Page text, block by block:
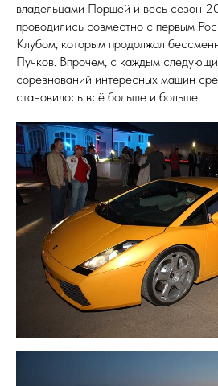
владельцами Поршей и весь сезон
проводились совместно с первым
Клубом, которым продолжал
Пучков. Впрочем, с каждым
соревнований интересных машин
становилось всё больше и больше.